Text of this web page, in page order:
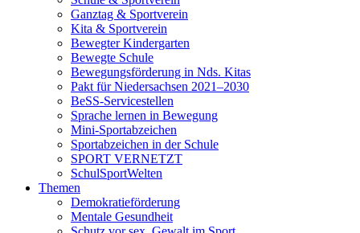
Ganztag & Sportverein
Kita & Sportverein
Bewegter Kindergarten
Bewegte Schule
Bewegungsförderung in Nds. Kitas
Pakt für Niedersachsen 2021–2030
BeSS-Servicestellen
Sprache lernen in Bewegung
Mini-Sportabzeichen
Sportabzeichen in der Schule
SPORT VERNETZT
SchulSportWelten
Themen
Demokratieförderung
Mentale Gesundheit